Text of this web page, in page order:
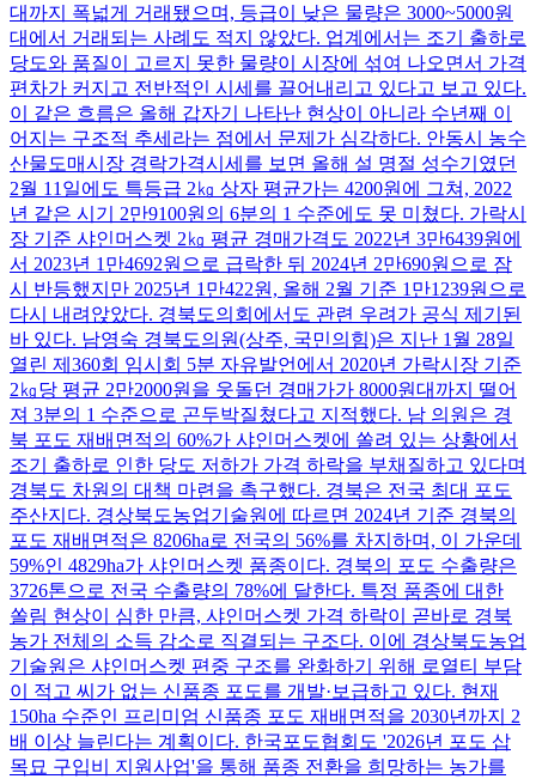
대까지 폭넓게 거래됐으며, 등급이 낮은 물량은 3000~5000원
대에서 거래되는 사례도 적지 않았다. 업계에서는 조기 출하로
당도와 품질이 고르지 못한 물량이 시장에 섞여 나오면서 가격
편차가 커지고 전반적인 시세를 끌어내리고 있다고 보고 있다.
이 같은 흐름은 올해 갑자기 나타난 현상이 아니라 수년째 이
어지는 구조적 추세라는 점에서 문제가 심각하다. 안동시 농수
산물도매시장 경락가격시세를 보면 올해 설 명절 성수기였던
2월 11일에도 특등급 2㎏ 상자 평균가는 4200원에 그쳐, 2022
년 같은 시기 2만9100원의 6분의 1 수준에도 못 미쳤다. 가락시
장 기준 샤인머스켓 2㎏ 평균 경매가격도 2022년 3만6439원에
서 2023년 1만4692원으로 급락한 뒤 2024년 2만690원으로 잠
시 반등했지만 2025년 1만422원, 올해 2월 기준 1만1239원으로
다시 내려앉았다. 경북도의회에서도 관련 우려가 공식 제기된
바 있다. 남영숙 경북도의원(상주, 국민의힘)은 지난 1월 28일
열린 제360회 임시회 5분 자유발언에서 2020년 가락시장 기준
2㎏당 평균 2만2000원을 웃돌던 경매가가 8000원대까지 떨어
져 3분의 1 수준으로 곤두박질쳤다고 지적했다. 남 의원은 경
북 포도 재배면적의 60%가 샤인머스켓에 쏠려 있는 상황에서
조기 출하로 인한 당도 저하가 가격 하락을 부채질하고 있다며
경북도 차원의 대책 마련을 촉구했다. 경북은 전국 최대 포도
주산지다. 경상북도농업기술원에 따르면 2024년 기준 경북의
포도 재배면적은 8206ha로 전국의 56%를 차지하며, 이 가운데
59%인 4829ha가 샤인머스켓 품종이다. 경북의 포도 수출량은
3726톤으로 전국 수출량의 78%에 달한다. 특정 품종에 대한
쏠림 현상이 심한 만큼, 샤인머스켓 가격 하락이 곧바로 경북
농가 전체의 소득 감소로 직결되는 구조다. 이에 경상북도농업
기술원은 샤인머스켓 편중 구조를 완화하기 위해 로열티 부담
이 적고 씨가 없는 신품종 포도를 개발·보급하고 있다. 현재
150ha 수준인 프리미엄 신품종 포도 재배면적을 2030년까지 2
배 이상 늘린다는 계획이다. 한국포도협회도 '2026년 포도 삽
목묘 구입비 지원사업'을 통해 품종 전환을 희망하는 농가를